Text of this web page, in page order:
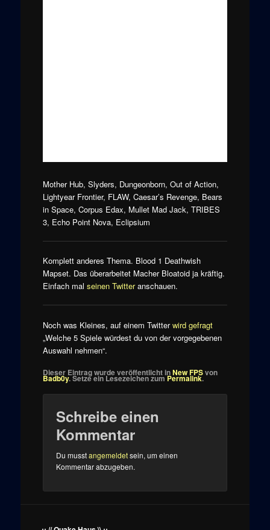
Mother Hub, Slyders, Dungeonborn, Out of Action,
Lightyear Frontier, FLAW, Caesar’s Revenge, Bears
in Space, Corpus Edax, Mullet Mad Jack, TRIBES
3, Echo Point Nova, Eclipsium
Komplett anderes Thema. Blood 1 Deathwish
Mapset. Das überarbeitet Macher Bloatoid ja kräftig.
Einfach mal seinen Twitteranschauen.
Noch was Kleines, auf einem Twitterwird gefragt
„Welche 5 Spiele würdest du von der vorgegebenen
Auswahl nehmen“.
Dieser Eintrag wurde veröffentlicht inNew FPSvon
Badb0y. Setze ein Lesezeichen zumPermalink.
Schreibe einen
Kommentar
Du musstangemeldetsein, um einen
Kommentar abzugeben.